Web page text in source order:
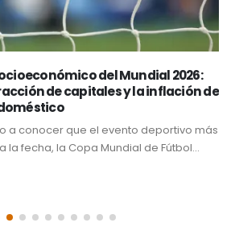
del Mundial 2026:
de capitales y la inflación de
a conocer que el evento deportivo más
la fecha, la Copa Mundial de Fútbol...